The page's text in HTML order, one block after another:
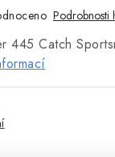
Podrobnosti
445 Catch